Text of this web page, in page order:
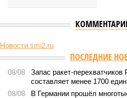
Новости smi2.ru
В нескольких
«Сказочного леса» пайщики ЖК
компании Capital Group начала реальной
«Станция ожидания»